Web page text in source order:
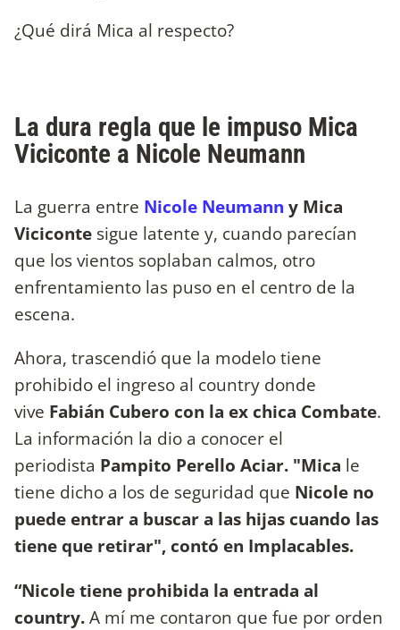
¿Qué dirá Mica al respecto?
La dura regla que le impuso Mica
Viciconte a Nicole Neumann
La guerra entre Nicole Neumann y Mica
Viciconte sigue latente y, cuando parecían
que los vientos soplaban calmos, otro
enfrentamiento las puso en el centro de la
escena.
Ahora, trascendió que la modelo tiene
prohibido el ingreso al country donde
vive Fabián Cubero con la ex chica Combate.
La información la dio a conocer el
periodista Pampito Perello Aciar. "Mica le
tiene dicho a los de seguridad que Nicole no
puede entrar a buscar a las hijas cuando las
tiene que retirar", contó en Implacables.
“Nicole tiene prohibida la entrada al
country.A mí me contaron que fue por orden